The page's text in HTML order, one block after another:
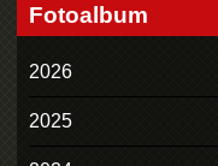
Fotoalbum
2026
2025